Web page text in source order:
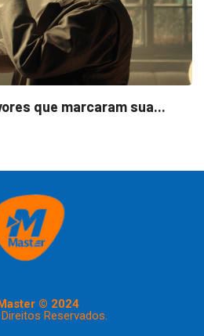
que marcaram sua...
© 2024
Reservados.